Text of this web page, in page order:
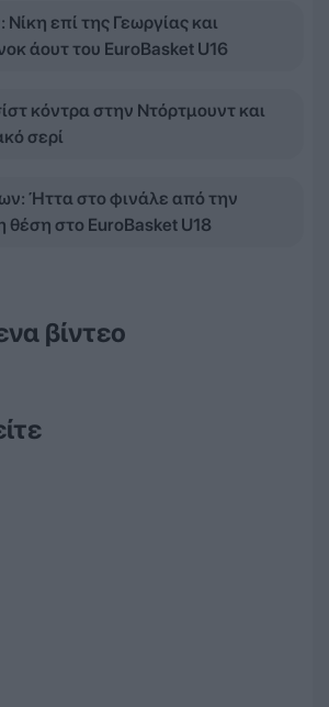
επί της Γεωργίας και
άουτ του EuroBasket U16
κόντρα στην Ντόρτμουντ και
σερί
Ήττα στο φινάλε από την
θέση στο EuroBasket U18
βίντεο